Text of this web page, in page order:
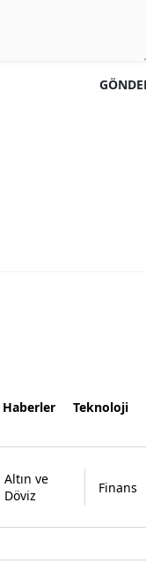
Haberler Teknoloji
Altın ve
Döviz
Finans